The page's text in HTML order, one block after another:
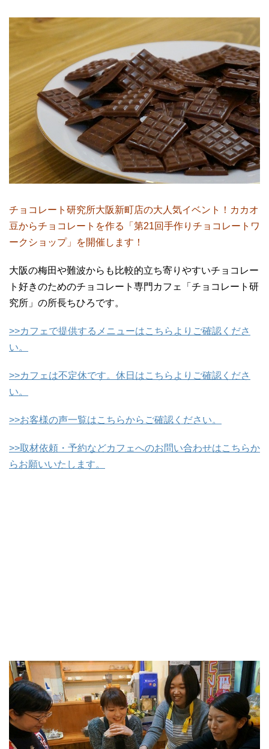
チョコレート研究所大阪新町店の大人気イベント！カカオ
豆からチョコレートを作る「第21回手作りチョコレートワ
ークショップ」を開催します！
大阪の梅田や難波からも比較的立ち寄りやすいチョコレー
ト好きのためのチョコレート専門カフェ「チョコレート研
究所」の所長ちひろです。
>>カフェで提供するメニューはこちらよりご確認くださ
い。
>>カフェは不定休です。休日はこちらよりご確認くださ
い。
>>お客様の声一覧はこちらからご確認ください。
>>取材依頼・予約などカフェへのお問い合わせはこちらか
らお願いいたします。